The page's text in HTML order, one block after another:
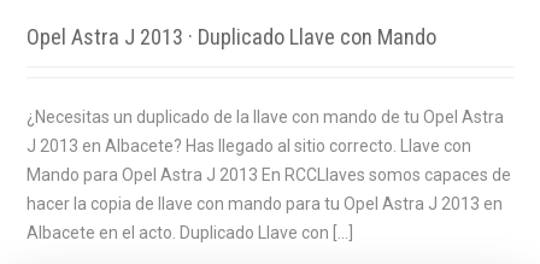
Opel Astra J 2013 · Duplicado Llave con Mando
¿Necesitas un duplicado de la llave con mando de tu Opel Astra
J 2013 en Albacete? Has llegado al sitio correcto. Llave con
Mando para Opel Astra J 2013 En RCCLlaves somos capaces de
hacer la copia de llave con mando para tu Opel Astra J 2013 en
Albacete en el acto. Duplicado Llave con […]